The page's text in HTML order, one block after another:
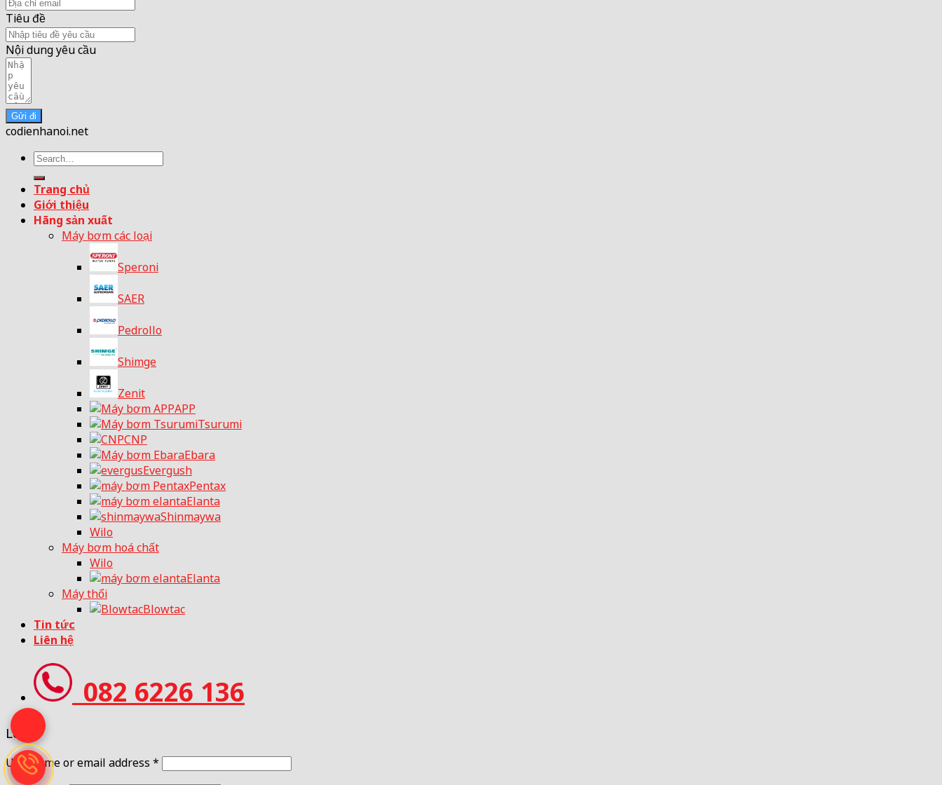
Tiêu đề
Nội dung yêu cầu
Gửi đi
codienhanoi.net
Search
for:
Trang chủ
Giới thiệu
Hãng sản xuất
Máy bơm các loại
Speroni
SAER
Pedrollo
Shimge
Zenit
APP
Tsurumi
CNP
Ebara
Evergush
Pentax
Elanta
Shinmaywa
Wilo
Máy bơm hoá chất
Wilo
Elanta
Máy thổi
Blowtac
Tin tức
Liên hệ
082 6226 136
Login
Username or email address *